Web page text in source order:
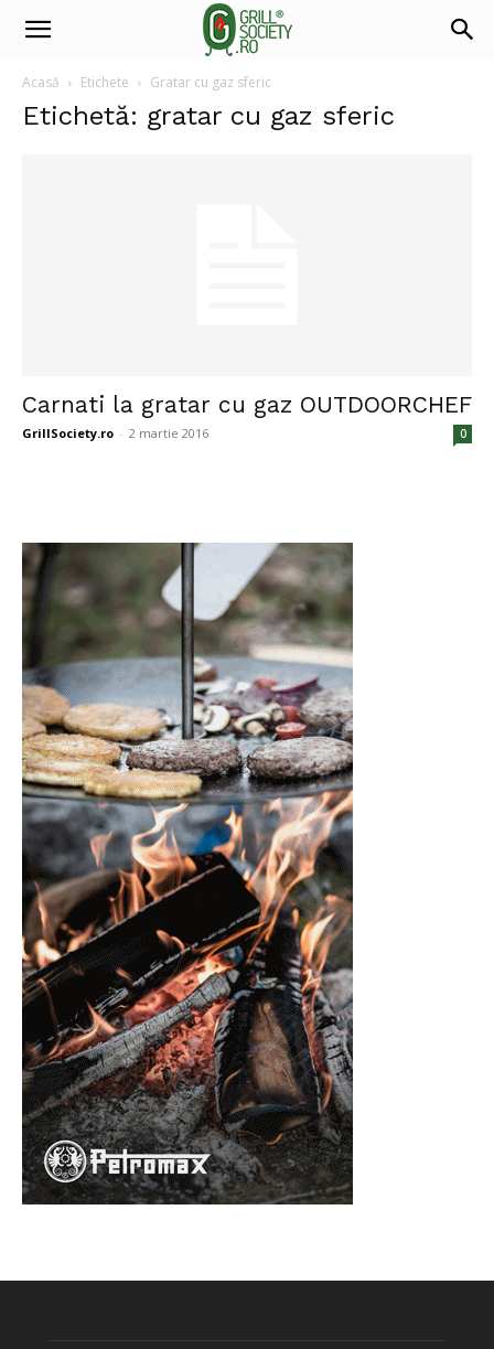
Acasă Etichete Gratar cu gaz sferic
Etichetă: gratar cu gaz sferic
Carnati la gratar cu gaz OUTDOORCHEF
GrillSociety.ro - 2 martie 2016 0